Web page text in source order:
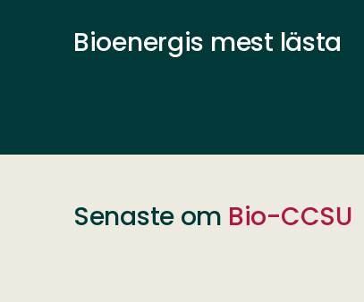
Bioenergis mest lästa
Senaste om Bio-CCSU